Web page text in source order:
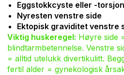
Eggstokkcyste eller -
Nyresten venstre side
Ektopisk graviditet venstre
Viktig huskeregel: Høyre side
blindtarmbetennelse. Venstre
= alltid utelukk divertikulitt.
fertil alder = gynekologisk